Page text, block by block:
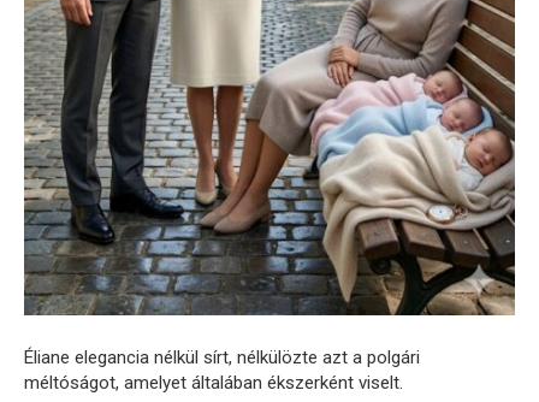
Éliane elegancia nélkül sírt, nélkülözte azt a polgári
méltóságot, amelyet általában ékszerként viselt.